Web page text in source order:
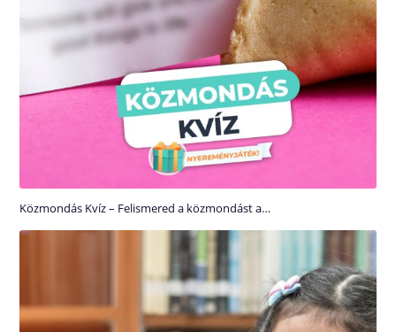
Közmondás Kvíz – Felismered a közmondást a…